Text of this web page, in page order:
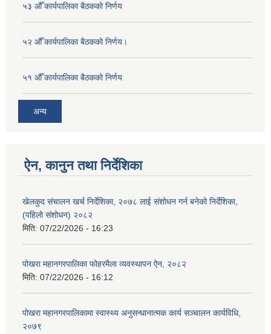
५३ औँ कार्यपालिका बैठकको निर्णय
५२ औँ कार्यपालिका बैठकको निर्णय।
५१ औँ कार्यपालिका बैठकको निर्णय
अन्य
ऐन, कानुन तथा निर्देशिका
खेलकुद संचालन खर्च निर्देशिका, २०७८ लाई संशोधन गर्न बनेको निर्देशिका,
(पहिलो संशोधन) २०८२
मिति: 07/22/2026 - 16:23
पोखरा महानगरपालिका फोहरमैला व्यवस्थापन ऐन, २०८२
मिति: 07/22/2026 - 16:12
पोखरा महानगरपालिकामा स्वास्थ्य अनुसन्धानात्मक कार्य सञ्चालन कार्यविधि,
२०७९